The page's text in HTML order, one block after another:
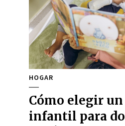
HOGAR
Cómo elegir
infantil para